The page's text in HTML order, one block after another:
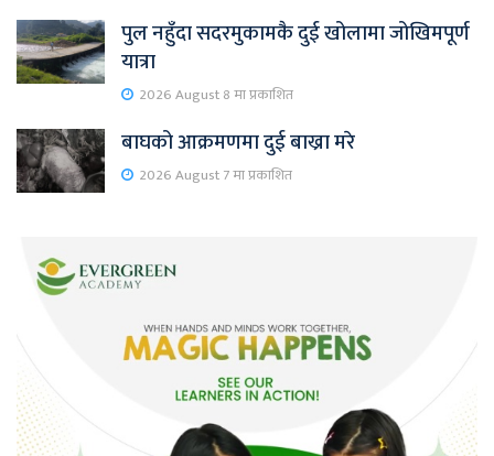
पुल नहुँदा सदरमुकामकै दुई खोलामा जोखिमपूर्ण
यात्रा
2026 August 8 मा प्रकाशित
बाघको आक्रमणमा दुई बाख्रा मरे
2026 August 7 मा प्रकाशित